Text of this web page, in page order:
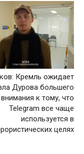
Кремль ожидает
Дурова большего
внимания к тому, что
Telegram все чаще
используется в
целях